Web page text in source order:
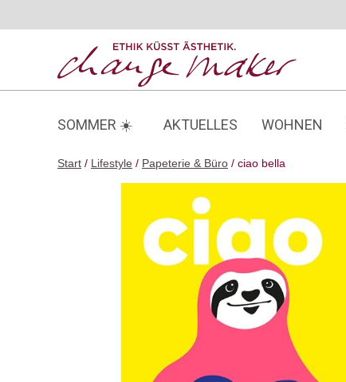
SOMMER ☀️ AKTUELLES WOHNEN
Start / Lifestyle / Papeterie & Büro / ciao bella